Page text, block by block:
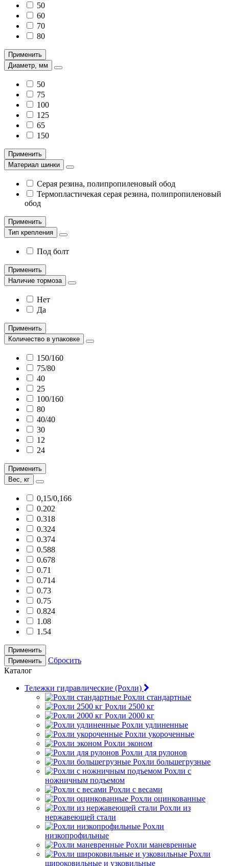
50
60
70
80
Применить
Диаметр, мм
50
75
100
125
65
150
Применить
Материал шинки
Серая резина, полипропиленовый обод
Термопластичекая серая резина, полипропиленовый
обод
Применить
Тип крепления
Под болт
Применить
Наличие тормоза
Нет
Да
Применить
Количество в упаковке
150/160
75/80
40
25
100/160
80
40/40
30
12
24
Применить
Вес, кг
0,15/0,166
0.202
0.318
0.324
0.374
0.588
0.678
0.71
0.714
0.73
0.75
0.824
1.08
1.54
Применить
Применить
Сбросить
Каталог
Тележки гидравлические (Рохли)
Рохли стандартные
Рохли 2500 кг
Рохли 2000 кг
Рохли удлиненные
Рохли укороченные
Рохли эконом
Рохли для рулонов
Рохли большегрузные
Рохли с
ножничным подъемом
Рохли с весами
Рохли оцинкованные
Рохли из
нержавеющей стали
Рохли
низкопрофильные
Рохли маневренные
Рохли
широковильные и узковильные